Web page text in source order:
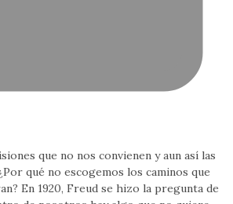
que no nos convienen y aun así las
qué no escogemos los caminos que
En 1920, Freud se hizo la pregunta de